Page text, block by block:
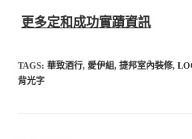
更多定和成功實蹟資訊
TAGS:華致酒行, 愛伊組, 捷邦室內裝修,
背光字